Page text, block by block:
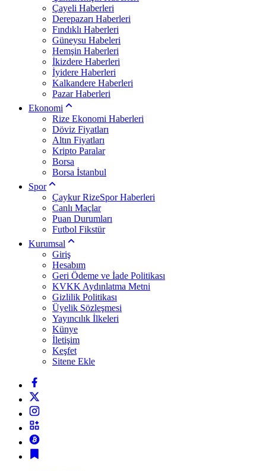
Çayeli Haberleri
Derepazarı Haberleri
Fındıklı Haberleri
Güneysu Habeleri
Hemşin Haberleri
İkizdere Haberleri
İyidere Haberleri
Kalkandere Haberleri
Pazar Haberleri
Ekonomi
Rize Ekonomi Haberleri
Döviz Fiyatları
Altın Fiyatları
Kripto Paralar
Borsa
Borsa İstanbul
Spor
Çaykur RizeSpor Haberleri
Canlı Maçlar
Puan Durumları
Futbol Fikstür
Kurumsal
Giriş
Hesabım
Geri Ödeme ve İade Politikası
KVKK Aydınlatma Metni
Gizlilik Politikası
Üyelik Sözleşmesi
Yayıncılık İlkeleri
Künye
İletişim
Keşfet
Sitene Ekle